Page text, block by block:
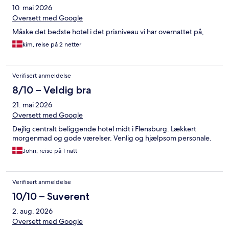
10. mai 2026
Oversett med Google
Måske det bedste hotel i det prisniveau vi har overnattet på,
kim, reise på 2 netter
Verifisert anmeldelse
8/10 – Veldig bra
21. mai 2026
Oversett med Google
Dejlig centralt beliggende hotel midt i Flensburg. Lækkert
morgenmad og gode værelser. Venlig og hjælpsom personale.
John, reise på 1 natt
Verifisert anmeldelse
10/10 – Suverent
2. aug. 2026
Oversett med Google